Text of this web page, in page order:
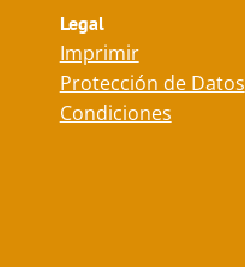
Legal
Imprimir
Protección de Datos
Condiciones